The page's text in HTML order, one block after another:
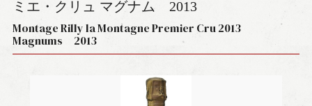
ミエ・クリュ マグナム 2013
Montage Rilly la Montagne Premier Cru 2013
Magnums 2013